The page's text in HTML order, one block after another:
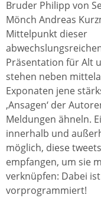
Bruder Philipp von
Mönch Andreas
Mittelpunkt dieser
Präsentation für Alt
stehen neben
Exponaten jene
‚Ansagen‘ der
Meldungen ähneln.
innerhalb und
möglich, diese
empfangen, um sie
verknüpfen: Dabei
vorprogrammiert!